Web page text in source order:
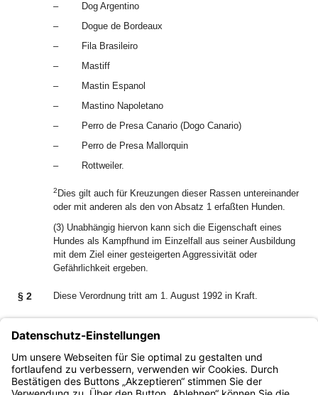
–
Dog Argentino
–
Dogue de Bordeaux
–
Fila Brasileiro
–
Mastiff
–
Mastin Espanol
–
Mastino Napoletano
–
Perro de Presa Canario (Dogo Canario)
–
Perro de Presa Mallorquin
–
Rottweiler.
2 Dies gilt auch für Kreuzungen dieser Rassen untereinander
oder mit anderen als den von Absatz 1 erfaßten Hunden.
(3) Unabhängig hiervon kann sich die Eigenschaft eines
Hundes als Kampfhund im Einzelfall aus seiner Ausbildung
mit dem Ziel einer gesteigerten Aggressivität oder
Gefährlichkeit ergeben.
§ 2 Diese Verordnung tritt am 1. August 1992 in Kraft.
München, den 10. Juli 1992
Bayerisches Staatsministerium des Innern
Dr. Edmund Stoiber, Staatsminister